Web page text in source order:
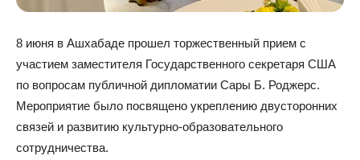
8 июня в Ашхабаде прошел торжественный прием с
участием заместителя Государственного секретаря США
по вопросам публичной дипломатии Сары Б. Роджерс.
Мероприятие было посвящено укреплению двусторонних
связей и развитию культурно‑образовательного
сотрудничества.